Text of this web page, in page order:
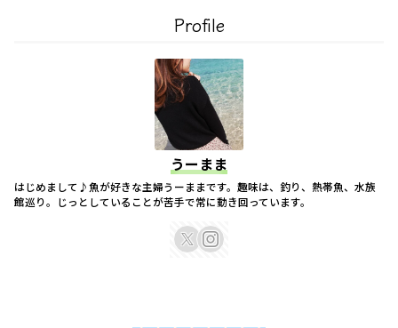
Profile
うーまま
はじめまして♪魚が好きな主婦うーままです。趣味は、釣り、熱帯魚、水族
館巡り。じっとしていることが苦手で常に動き回っています。